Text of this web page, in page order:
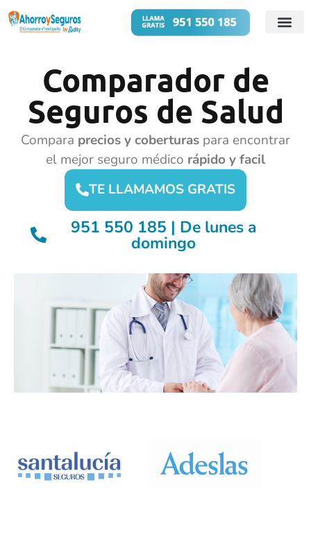
Comparador de
Seguros de Salud
Compara precios y coberturas para encontrar
el mejor seguro médico rápido y facil
TE LLAMAMOS GRATIS
951 550 185 | De lunes a
domingo